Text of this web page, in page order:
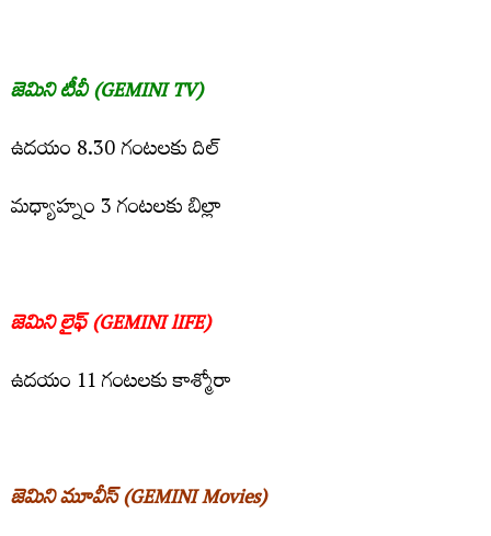
జెమిని టీవీ (GEMINI TV)
ఉద‌యం 8.30 గంట‌ల‌కు దిల్‌
మ‌ధ్యాహ్నం 3 గంట‌ల‌కు బిల్లా
జెమిని లైఫ్ (GEMINI lIFE)
ఉద‌యం 11 గంట‌లకు కాశ్మోరా
జెమిని మూవీస్‌ (GEMINI Movies)